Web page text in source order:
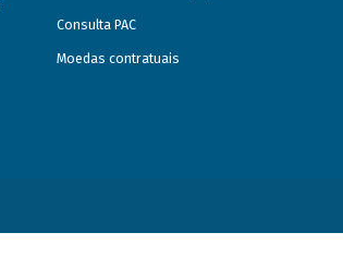
Consulta PAC
Moedas contratuais